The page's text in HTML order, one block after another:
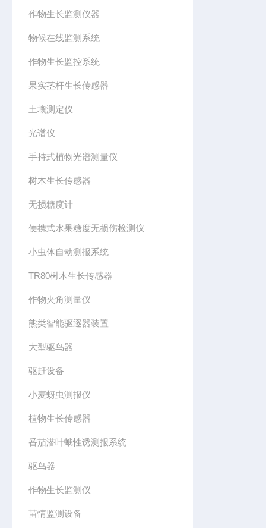
作物生长监测仪器
物候在线监测系统
作物生长监控系统
果实茎杆生长传感器
土壤测定仪
光谱仪
手持式植物光谱测量仪
树木生长传感器
无损糖度计
便携式水果糖度无损伤检测仪
小虫体自动测报系统
TR80树木生长传感器
作物夹角测量仪
熊类智能驱逐器装置
大型驱鸟器
驱赶设备
小麦蚜虫测报仪
植物生长传感器
番茄潜叶蛾性诱测报系统
驱鸟器
作物生长监测仪
苗情监测设备